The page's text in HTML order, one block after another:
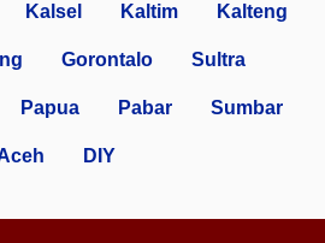
Kalsel Kaltim Kalteng
Gorontalo Sultra
Papua Pabar Sumbar
DIY